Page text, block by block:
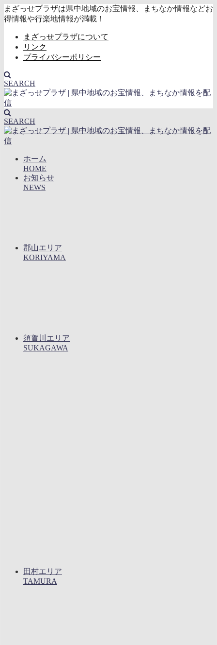
まざっせプラザは県中地域のお宝情報、まちなか情報などお
得情報や行楽地情報が満載！
まざっせプラザについて
リンク
プライバシーポリシー
SEARCH
SEARCH
ホーム
HOME
お知らせ
NEWS
郡山エリア
KORIYAMA
須賀川エリア
SUKAGAWA
田村エリア
TAMURA